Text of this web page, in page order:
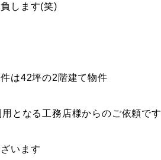
します(笑)
は42坪の2階建て物件
となる工務店様からのご依頼です
います